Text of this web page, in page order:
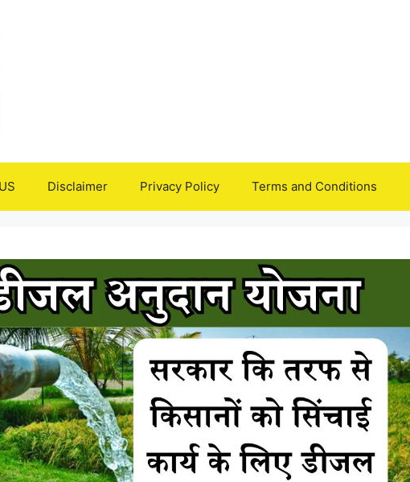
Disclaimer Privacy Policy Terms and Conditions